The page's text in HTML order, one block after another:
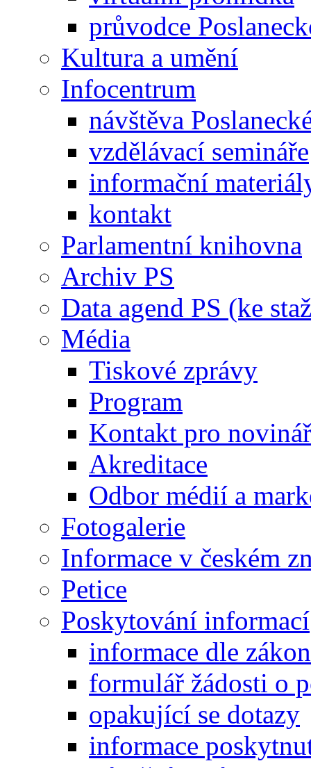
průvodce
Kultura a umění
Infocentrum
návštěva
vzdělávací semináře
informační
kontakt
Parlamentní knihovna
Archiv PS
Data agend PS (ke
Média
Tiskové zprávy
Program
Kontakt pro
Akreditace
Odbor médií a
Fotogalerie
Informace v českém
Petice
Poskytování informací
informace dle
formulář žádosti o
opakující se dotazy
informace